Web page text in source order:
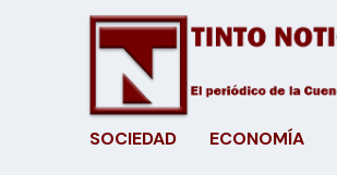
SOCIEDAD ECONOMÍA